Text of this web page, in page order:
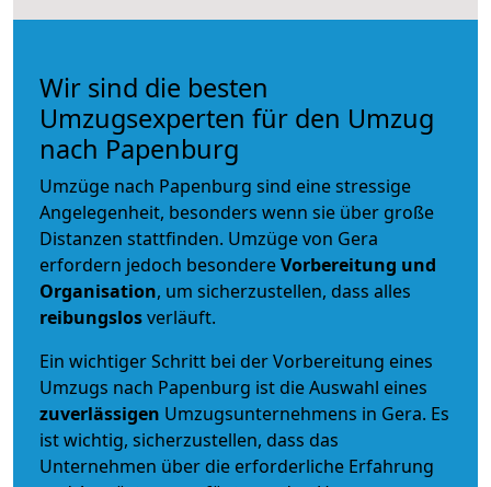
Wir sind die besten
Umzugsexperten für den Umzug
nach Papenburg
Umzüge nach Papenburg sind eine stressige
Angelegenheit, besonders wenn sie über große
Distanzen stattfinden. Umzüge von Gera
erfordern jedoch besondereVorbereitung und
Organisation, um sicherzustellen, dass alles
reibungslosverläuft.
Ein wichtiger Schritt bei der Vorbereitung eines
Umzugs nach Papenburg ist die Auswahl eines
zuverlässigen Umzugsunternehmens in Gera. Es
ist wichtig, sicherzustellen, dass das
Unternehmen über die erforderliche Erfahrung